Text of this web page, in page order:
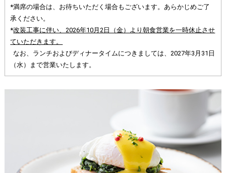
*満席の場合は、お待ちいただく場合もございます。あらかじめご了
承ください。
*改装工事に伴い、2026年10月2日（金）より朝食営業を一時休止させ
ていただきます。
なお、ランチおよびディナータイムにつきましては、2027年3月31日
（水）まで営業いたします。